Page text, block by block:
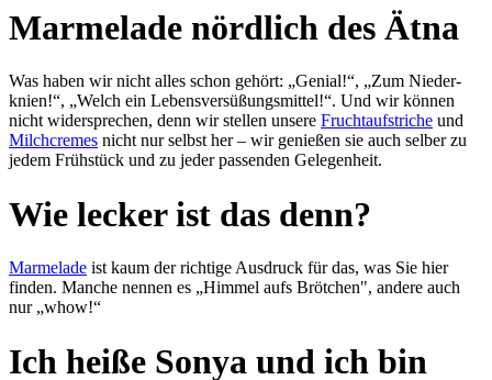
Marmelade nördlich des Ätna
Was haben wir nicht alles schon gehört: „Genial!“, „Zum Nieder­
knien!“, „Welch ein Lebens­ver­süßungs­mit­tel!“. Und wir kön­nen
nicht wider­sprechen, denn wir stel­len un­se­re Frucht­auf­stri­che und
Milch­cremes nicht nur selbst her – wir ge­nießen sie auch selber zu
jedem Früh­stück und zu je­der pas­sen­den Ge­le­gen­heit.
Wie lecker ist das denn?
Marmelade ist kaum der rich­ti­ge Aus­druck für das, was Sie hier
finden. Man­che nen­nen es „Himmel aufs Bröt­chen", an­de­re auch
nur „whow!“
Ich heiße Sonya und ich bin